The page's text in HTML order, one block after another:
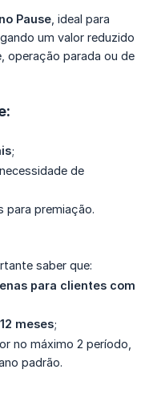
Pause , ideal para
um valor reduzido
operação parada ou de
;
de
para premiação.
saber que:
para clientes com
meses;
no máximo 2 período,
padrão.